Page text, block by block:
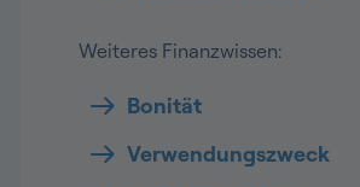
Weiteres Finanzwissen:
Bonität
Verwendungszweck